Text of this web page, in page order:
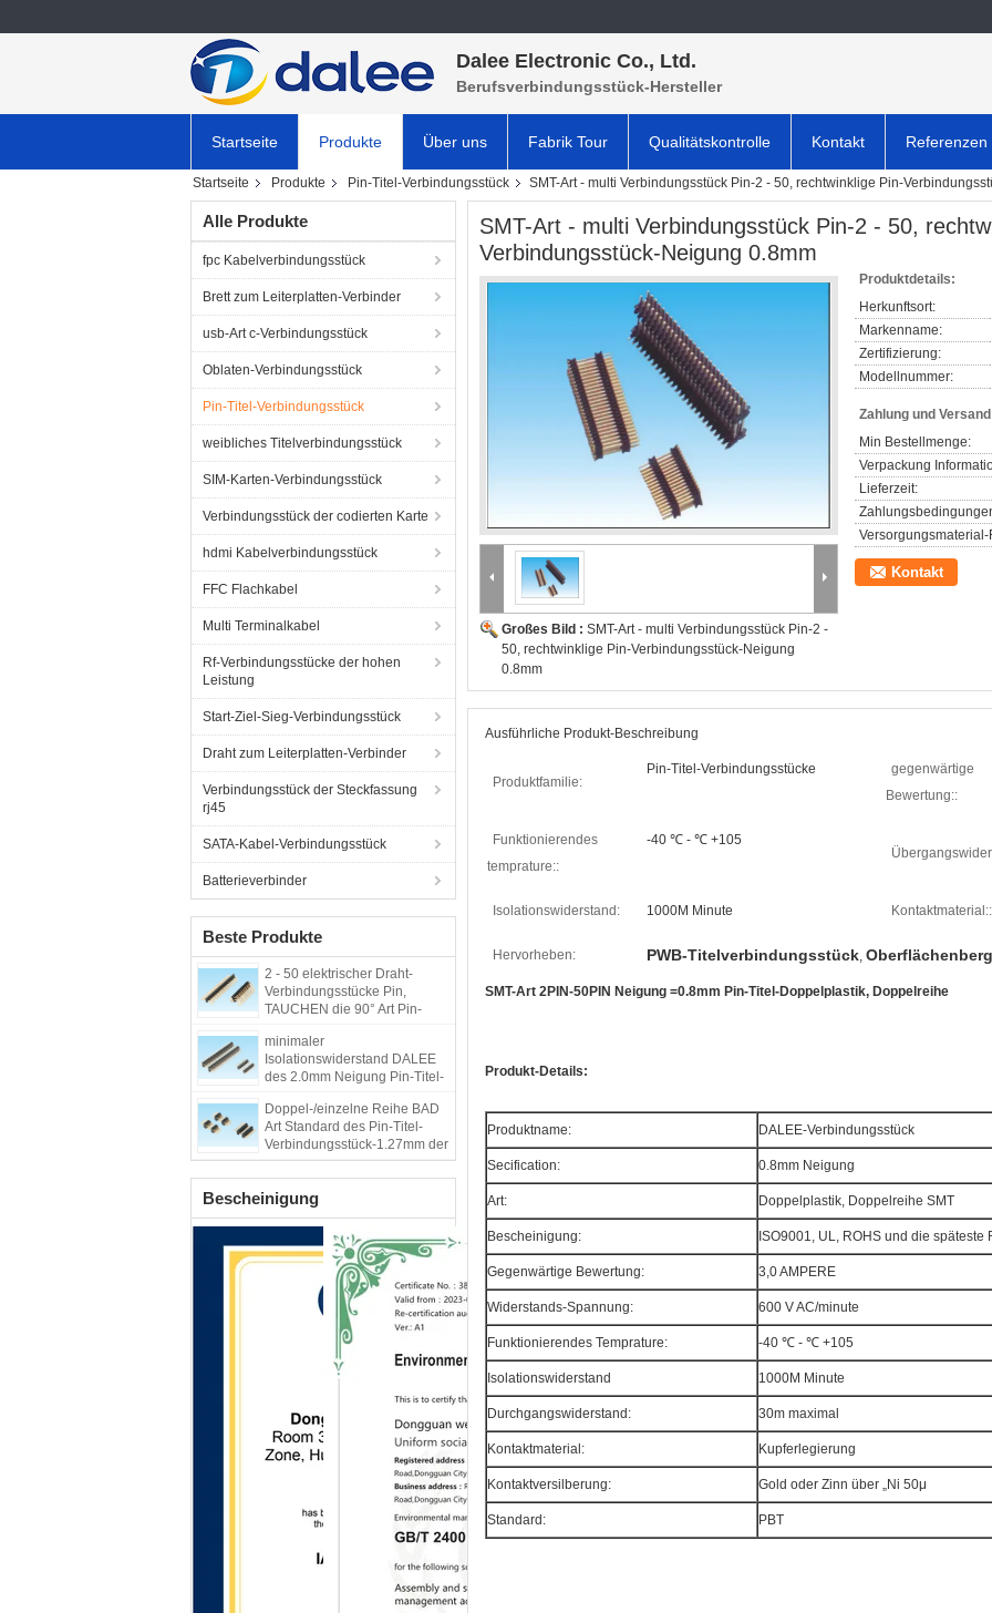
Dalee Electronic Co., Ltd.
Berufsverbindungsstück-Hersteller
Startseite Produkte Über uns Fabrik Tour Qualitätskontrolle Kontakt Referenzen
Startseite Produkte Pin-Titel-Verbindungsstück SMT-Art - multi Verbindungsstück Pin-2 - 50, rechtwinklige Pin-
Alle Produkte
fpc Kabelverbindungsstück
Brett zum Leiterplatten-Verbinder
usb-Art c-Verbindungsstück
Oblaten-Verbindungsstück
Pin-Titel-Verbindungsstück
weibliches Titelverbindungsstück
SIM-Karten-Verbindungsstück
Verbindungsstück der codierten Karte
hdmi Kabelverbindungsstück
FFC Flachkabel
Multi Terminalkabel
Rf-Verbindungsstücke der hohen
Leistung
Start-Ziel-Sieg-Verbindungsstück
Draht zum Leiterplatten-Verbinder
Verbindungsstück der Steckfassung
rj45
SATA-Kabel-Verbindungsstück
Batterieverbinder
Beste Produkte
2 - 50 elektrischer Draht-
Verbindungsstücke Pin,
TAUCHEN die 90° Art Pin-
Verbindungsstück ein
minimaler
Isolationswiderstand DALEE
des 2.0mm Neigung Pin-Titel-
Doppel-/einzelne Reihe BAD
Art Standard des Pin-Titel-
Verbindungsstück-1.27mm der
Neigungs-PBT
Bescheinigung
SMT-Art - multi Verbindungsstück Pin-2 - 50,
Verbindungsstück-Neigung 0.8mm
Großes Bild : SMT-Art - multi Verbindungsstück Pin-2 -
50, rechtwinklige Pin-Verbindungsstück-Neigung
0.8mm
Produktdetails:
Herkunftsort:
Markenname:
Zertifizierung:
Modellnummer:
Zahlung und
Min Bestellmenge:
Verpackung
Lieferzeit:
Kontakt
Ausführliche Produkt-Beschreibung
Produktfamilie:
Pin-Titel-Verbindungsstücke
gegenwärtige
Bewertung::
Funktionierendes
temprature::
-40 ℃ - ℃ +105
Isolationswiderstand: 1000M Minute Kontaktmaterial::
Hervorheben: PWB-Titelverbindungsstück,
SMT-Art 2PIN-50PIN Neigung =0.8mm Pin-Titel-Doppelplastik, Doppelreihe
Produkt-Details:
Produktname: DALEE-Verbindungsstück
Secification: 0.8mm Neigung
Art: Doppelplastik, Doppelreihe SMT
Bescheinigung: ISO9001, UL, ROHS und die späteste
Gegenwärtige Bewertung: 3,0 AMPERE
Widerstands-Spannung: 600 V AC/minute
Funktionierendes Temprature: -40 ℃ - ℃ +105
Isolationswiderstand 1000M Minute
Durchgangswiderstand: 30m maximal
Kontaktmaterial: Kupferlegierung
Kontaktversilberung: Gold oder Zinn über „Ni 50μ
Standard: PBT